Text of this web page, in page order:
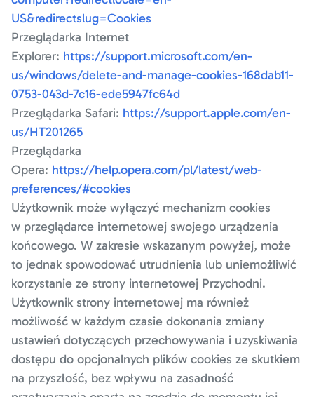
US&redirectslug=Cookies
Przeglądarka Internet
Explorer: https://support.microsoft.com/en-
us/windows/delete-and-manage-cookies-168dab11-
0753-043d-7c16-ede5947fc64d
Przeglądarka Safari: https://support.apple.com/en-
us/HT201265
Przeglądarka
Opera: https://help.opera.com/pl/latest/web-
preferences/#cookies
Użytkownik może wyłączyć mechanizm cookies
w przeglądarce internetowej swojego urządzenia
końcowego. W zakresie wskazanym powyżej, może
to jednak spowodować utrudnienia lub uniemożliwić
korzystanie ze strony internetowej Przychodni.
Użytkownik strony internetowej ma również
możliwość w każdym czasie dokonania zmiany
ustawień dotyczących przechowywania i uzyskiwania
dostępu do opcjonalnych plików cookies ze skutkiem
na przyszłość, bez wpływu na zasadność